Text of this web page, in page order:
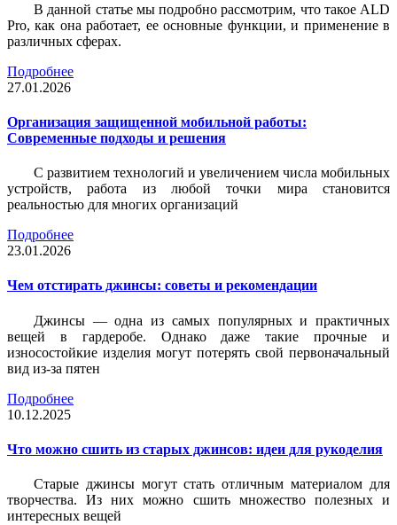
В данной статье мы подробно рассмотрим, что такое ALD
Pro, как она работает, ее основные функции, и применение в
различных сферах.
Подробнее
27.01.2026
Организация защищенной мобильной работы:
Современные подходы и решения
С развитием технологий и увеличением числа мобильных
устройств, работа из любой точки мира становится
реальностью для многих организаций
Подробнее
23.01.2026
Чем отстирать джинсы: советы и рекомендации
Джинсы — одна из самых популярных и практичных
вещей в гардеробе. Однако даже такие прочные и
износостойкие изделия могут потерять свой первоначальный
вид из-за пятен
Подробнее
10.12.2025
Что можно сшить из старых джинсов: идеи для рукоделия
Старые джинсы могут стать отличным материалом для
творчества. Из них можно сшить множество полезных и
интересных вещей